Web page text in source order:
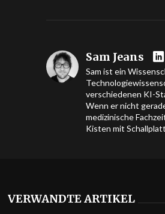
Sam Jeans
Sam ist ein
verschiedenen KI-
Wenn er nicht
medizinische
Kisten mit
VERWANDTE ARTIKEL